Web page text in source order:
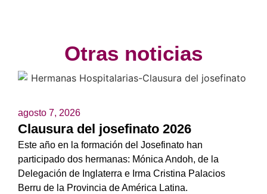
Otras noticias
agosto 7, 2026
Clausura del josefinato 2026
Este año en la formación del Josefinato han
participado dos hermanas: Mónica Andoh, de la
Delegación de Inglaterra e Irma Cristina Palacios
Berru de la Provincia de América Latina.